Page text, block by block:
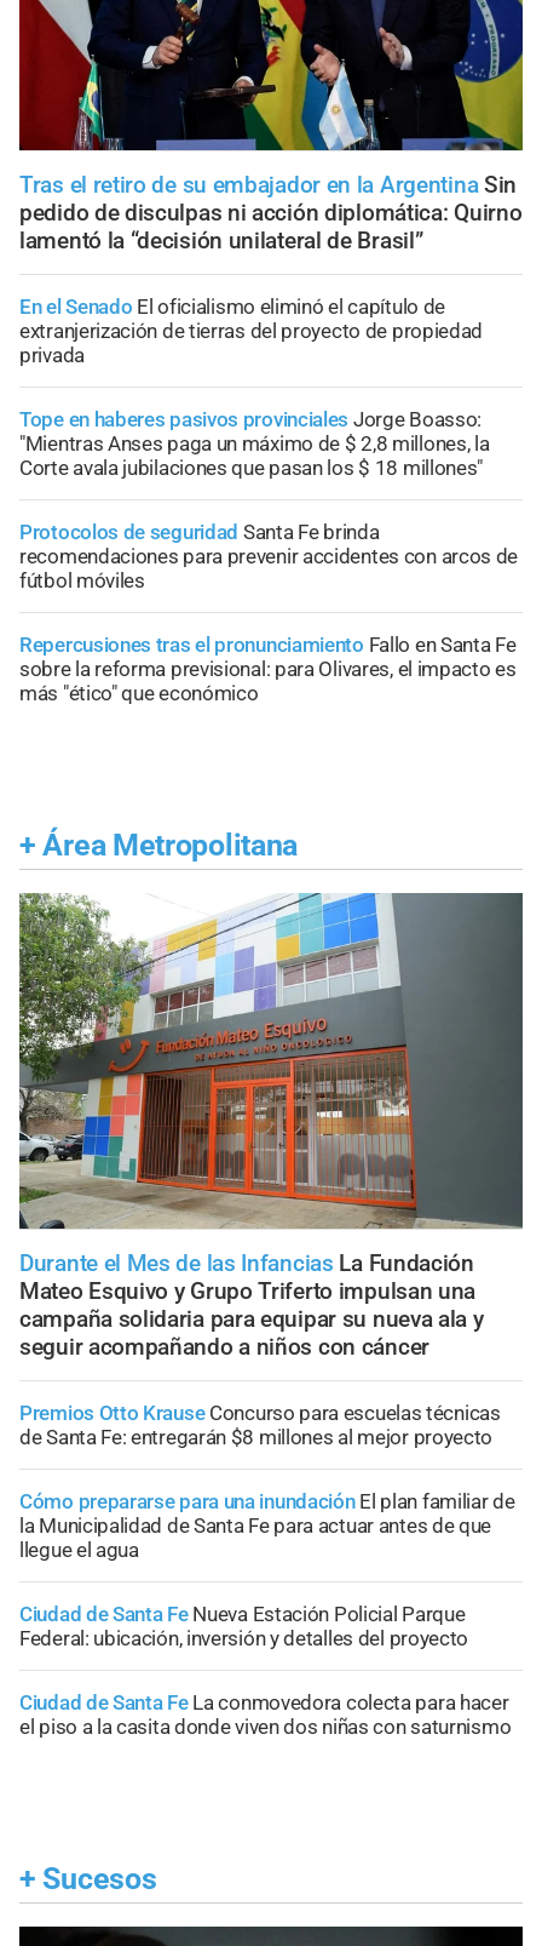
Tras el retiro de su embajador en la Argentina Sin
pedido de disculpas ni acción diplomática: Quirno
lamentó la “decisión unilateral de Brasil”
En el Senado El oficialismo eliminó el capítulo de
extranjerización de tierras del proyecto de propiedad
privada
Tope en haberes pasivos provinciales Jorge Boasso:
"Mientras Anses paga un máximo de $ 2,8 millones, la
Corte avala jubilaciones que pasan los $ 18 millones"
Protocolos de seguridad Santa Fe brinda
recomendaciones para prevenir accidentes con arcos de
fútbol móviles
Repercusiones tras el pronunciamiento Fallo en Santa Fe
sobre la reforma previsional: para Olivares, el impacto es
más "ético" que económico
+ Área Metropolitana
Durante el Mes de las Infancias La Fundación
Mateo Esquivo y Grupo Triferto impulsan una
campaña solidaria para equipar su nueva ala y
seguir acompañando a niños con cáncer
Premios Otto Krause Concurso para escuelas técnicas
de Santa Fe: entregarán $8 millones al mejor proyecto
Cómo prepararse para una inundación El plan familiar de
la Municipalidad de Santa Fe para actuar antes de que
llegue el agua
Ciudad de Santa Fe Nueva Estación Policial Parque
Federal: ubicación, inversión y detalles del proyecto
Ciudad de Santa Fe La conmovedora colecta para hacer
el piso a la casita donde viven dos niñas con saturnismo
+ Sucesos